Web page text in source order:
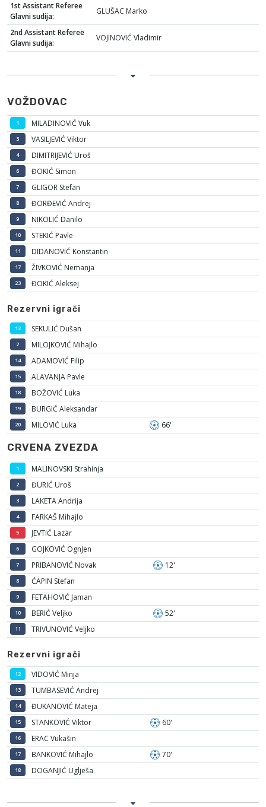
1st Assistant Referee
Glavni sudija:
GLUŠAC Marko
2nd Assistant Referee
Glavni sudija:
VOJINOVIĆ Vladimir
VOŽDOVAC
1 MILADINOVIĆ Vuk
3 VASILJEVIĆ Viktor
4 DIMITRIJEVIĆ Uroš
6 ĐOKIĆ Simon
7 GLIGOR Stefan
8 ĐORĐEVIĆ Andrej
9 NIKOLIĆ Danilo
10 STEKIĆ Pavle
11 DIDANOVIĆ Konstantin
17 ŽIVKOVIĆ Nemanja
23 ĐOKIĆ Aleksej
Rezervni igrači
12 SEKULIĆ Dušan
2 MILOJKOVIĆ Mihajlo
14 ADAMOVIĆ Filip
15 ALAVANJA Pavle
18 BOŽOVIĆ Luka
19 BURGIĆ Aleksandar
20 MILOVIĆ Luka 66'
CRVENA ZVEZDA
1 MALINOVSKI Strahinja
2 ĐURIĆ Uroš
3 LAKETA Andrija
4 FARKAŠ Mihajlo
5 JEVTIĆ Lazar
6 GOJKOVIĆ OgnJen
7 PRIBANOVIĆ Novak 12'
8 ĆAPIN Stefan
9 FETAHOVIĆ Jaman
10 BERIĆ Veljko 52'
11 TRIVUNOVIĆ Veljko
Rezervni igrači
12 VIDOVIĆ Minja
13 TUMBASEVIĆ Andrej
14 ĐUKANOVIĆ Mateja
15 STANKOVIĆ Viktor 60'
16 ERAC Vukašin
17 BANKOVIĆ Mihajlo 70'
18 DOGANJIĆ Uglješa